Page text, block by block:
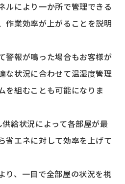
ルにより一か所で管理できる
作業効率が上がることを説明
警報が鳴った場合もお客様が
な状況に合わせて温湿度管理
を組むことも可能になりま
給状況によって各部屋が最
省エネに対して効率を上げて
り、一目で全部屋の状況を視